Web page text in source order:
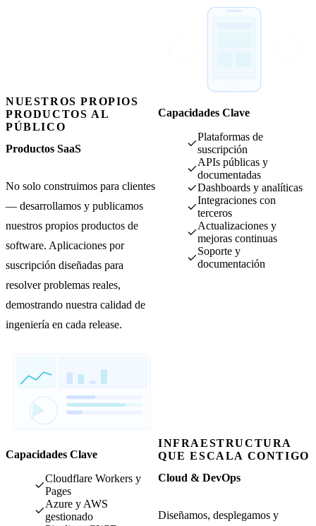
NUESTROS PROPIOS
PRODUCTOS AL
PÚBLICO
Productos SaaS
No solo construimos para clientes
— desarrollamos y publicamos
nuestros propios productos de
software. Aplicaciones por
suscripción diseñadas para
resolver problemas reales,
demostrando nuestra calidad de
ingeniería en cada release.
Capacidades Clave
Plataformas de
suscripción
APIs públicas y
documentadas
Dashboards y analíticas
Integraciones con
terceros
Actualizaciones y
mejoras continuas
Soporte y
documentación
INFRAESTRUCTURA
QUE ESCALA CONTIGO
Cloud & DevOps
Diseñamos, desplegamos y
Capacidades Clave
Cloudflare Workers y
Pages
Azure y AWS
gestionado